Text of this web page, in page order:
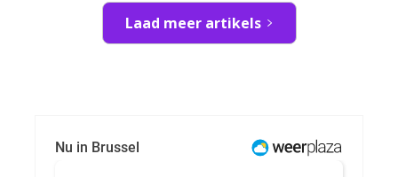
Laad meer artikels